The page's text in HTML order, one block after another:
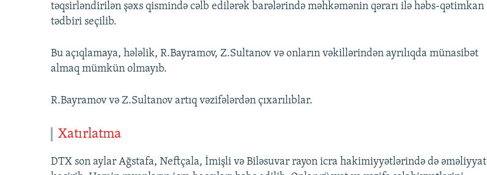
Auto 270p 404p
təqsirləndirilən şəxs qismində cəlb edilərək barələrində məhkəmənin qərarı ilə həbs-qətimkan
tədbiri seçilib.
Bu açıqlamaya, hələlik, R.Bayramov, Z.Sultanov və onların vəkillərindən ayrılıqda münasibət
almaq mümkün olmayıb.
R.Bayramov və Z.Sultanov artıq vəzifələrdən çıxarılıblar.
Xatırlatma
DTX son aylar Ağstafa, Neftçala, İmişli və Biləsuvar rayon icra hakimiyyətlərində də əməliyyat